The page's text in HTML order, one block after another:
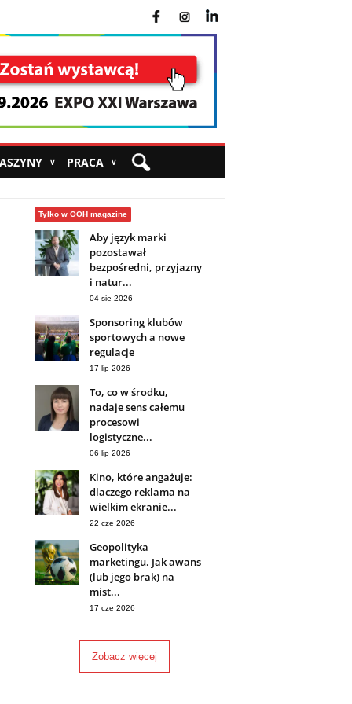
∨ PRACA ∨
Tylko w OOH magazine
Aby język marki
pozostawał
bezpośredni, przyjazny
i natur...
04 sie 2026
Sponsoring klubów
sportowych a nowe
regulacje
17 lip 2026
To, co w środku,
nadaje sens całemu
procesowi
logistyczne...
06 lip 2026
Kino, które angażuje:
dlaczego reklama na
wielkim ekranie...
22 cze 2026
Geopolityka
marketingu. Jak awans
(lub jego brak) na
mist...
17 cze 2026
Zobacz więcej